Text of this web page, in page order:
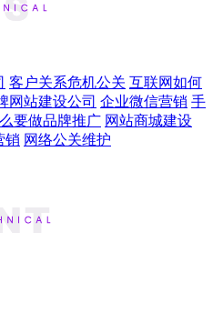
客户关系危机公关 互联网如何
网站建设公司 企业微信营销 手
要做品牌推广 网站商城建设
销 网络公关维护